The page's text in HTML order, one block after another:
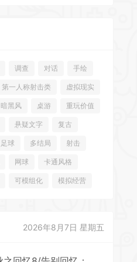
调查 对话 手绘
第一人称射击类 虚拟现实
暗黑风 桌游 重玩价值
悬疑文字 复古
足球 多结局 射击
网球 卡通风格
可模组化 模拟经营
2026年8月7日 星期五